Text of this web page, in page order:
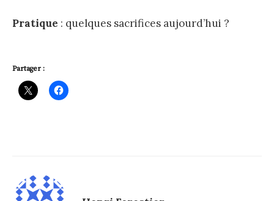
Pratique : quelques sacrifices aujourd’hui ?
Partager :